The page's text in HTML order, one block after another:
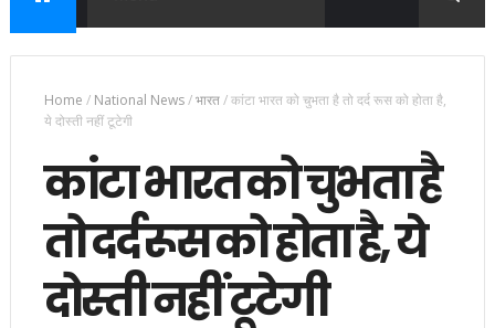
Home / National News/भारत/कांटा भारत को चुभता है तो दर्द रूस को होता है,
ये दोस्ती नहीं टूटेगी
कांटा भारत को चुभता है
तो दर्द रूस को होता है, ये
दोस्ती नहीं टूटेगी